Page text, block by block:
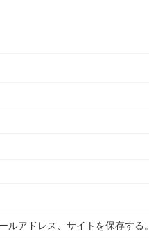
アドレス、サイトを保存する。